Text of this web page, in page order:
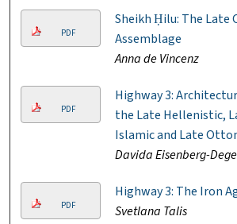
PDF
Sheikh Ḥilu: The Late
Assemblage
Anna de Vincenz
PDF
Highway 3:
the Late Hellenistic,
Islamic and Late
Davida Eisenberg-
PDF
Highway 3: The Iron
Svetlana Talis